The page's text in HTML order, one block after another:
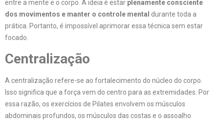
entre a mente e o corpo. A ideia é estar plenamente consciente
dos movimentos e manter o controle mental durante toda a
prática. Portanto, é impossível aprimorar essa técnica sem estar
focado.
Centralização
A centralização refere-se ao fortalecimento do núcleo do corpo.
Isso significa que a força vem do centro para as extremidades. Por
essa razão, os exercícios de Pilates envolvem os músculos
abdominais profundos, os músculos das costas e o assoalho